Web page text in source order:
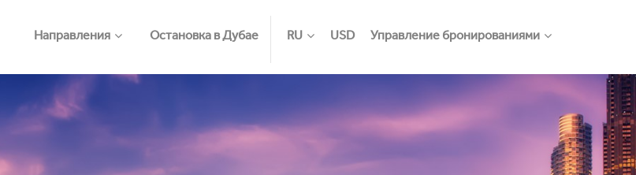
Направления Остановка в Дубае RU USD Управление бронированиями